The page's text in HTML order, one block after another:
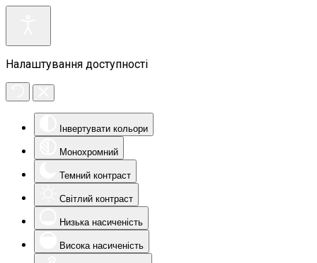
Налаштування доступності
Інвертувати кольори
Монохромний
Темний контраст
Світлий контраст
Низька насиченість
Висока насиченість